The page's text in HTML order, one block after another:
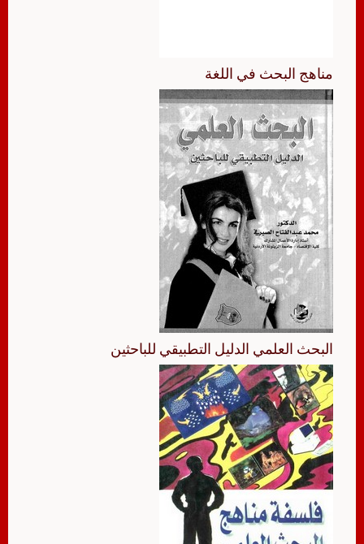
مناهج البحث في اللغة
البحث العلمي الدليل التطبيقي للباحثين